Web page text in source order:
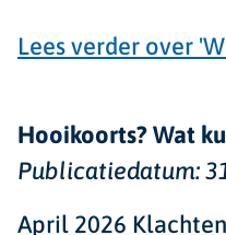
Lees verder over
Hooikoorts? Wat
Publicatiedatum:
April 2026